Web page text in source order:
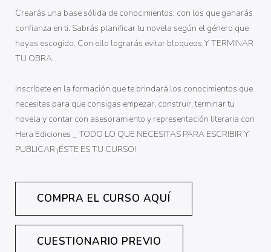
Crearás una base sólida de conocimientos, con los que ganarás
confianza en ti. Sabrás planificar tu novela según el género que
hayas escogido. Con ello lograrás evitar bloqueos Y TERMINAR
TU OBRA.
Inscríbete en la formación que te brindará los conocimientos que
necesitas para que consigas empezar, construir, terminar tu
novela y contar con asesoramiento y representación literaria con
Hera Ediciones _ TODO LO QUE NECESITAS PARA ESCRIBIR Y
PUBLICAR ¡ÉSTE ES TU CURSO!
COMPRA EL CURSO AQUÍ
CUESTIONARIO PREVIO